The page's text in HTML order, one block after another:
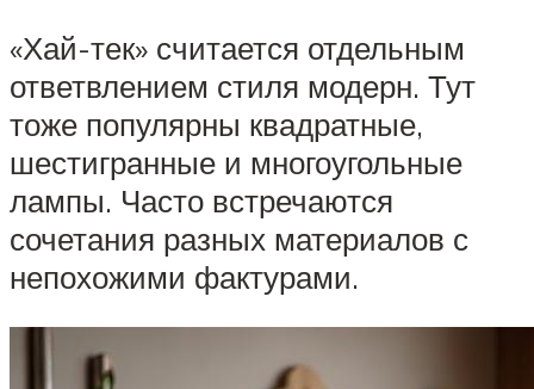
«Хай-тек» считается отдельным
ответвлением стиля модерн. Тут
тоже популярны квадратные,
шестигранные и многоугольные
лампы. Часто встречаются
сочетания разных материалов с
непохожими фактурами.